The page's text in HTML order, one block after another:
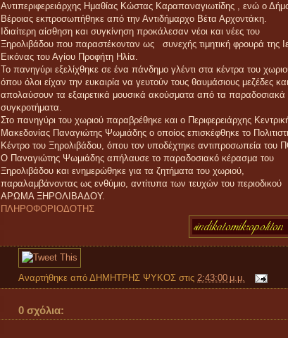
Αντιπεριφερειάρχης Ημαθίας Κώστας Καραπαναγιωτίδης , ενώ ο
Βέροιας εκπροσωπήθηκε από την Αντιδήμαρχο Βέτα Αρχοντάκη.
Ιδιαίτερη αίσθηση και συγκίνηση προκάλεσαν νέοι και νέες του
Ξηρολιβάδου που παραστέκονταν ως συνεχής τιμητική φρουρά της
Εικόνας του Αγίου Προφήτη Ηλία.
Το πανηγύρι εξελίχθηκε σε ένα πάνδημο γλέντι στα κέντρα του
όπου όλοι είχαν την ευκαιρία να γευτούν τους θαυμάσιους μεζέδες
απολαύσουν τα εξαιρετικά μουσικά ακούσματα από τα παραδοσιακά
συγκροτήματα.
Στο πανηγύρι του χωριού παραβρέθηκε και ο Περιφερειάρχης
Μακεδονίας Παναγιώτης Ψωμιάδης ο οποίος επισκέφθηκε το
Κέντρο του Ξηρολιβάδου, όπου τον υποδέχτηκε αντιπροσωπεία του
Ο Παναγιώτης Ψωμιάδης απήλαυσε το παραδοσιακό κέρασμα του
Ξηρολιβάδου και ενημερώθηκε για τα ζητήματα του χωριού,
παραλαμβάνοντας ως ενθύμιο, αντίτυπα των τευχών του περιοδικού
ΑΡΩΜΑ ΞΗΡΟΛΙΒΑΔΟΥ.
ΠΛΗΡΟΦΟΡΙΟΔΟΤΗΣ
Αναρτήθηκε από ΔΗΜΗΤΡΗΣ ΨΥΚΟΣ στις 2:43:00 μ.μ.
0 σχόλια: